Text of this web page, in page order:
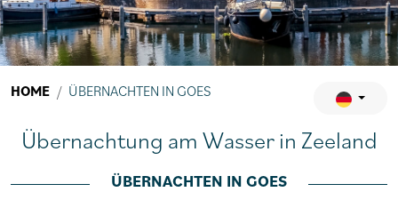
HOME ÜBERNACHTEN IN GOES
Übernachtung am Wasser in Zeeland
ÜBERNACHTEN IN GOES